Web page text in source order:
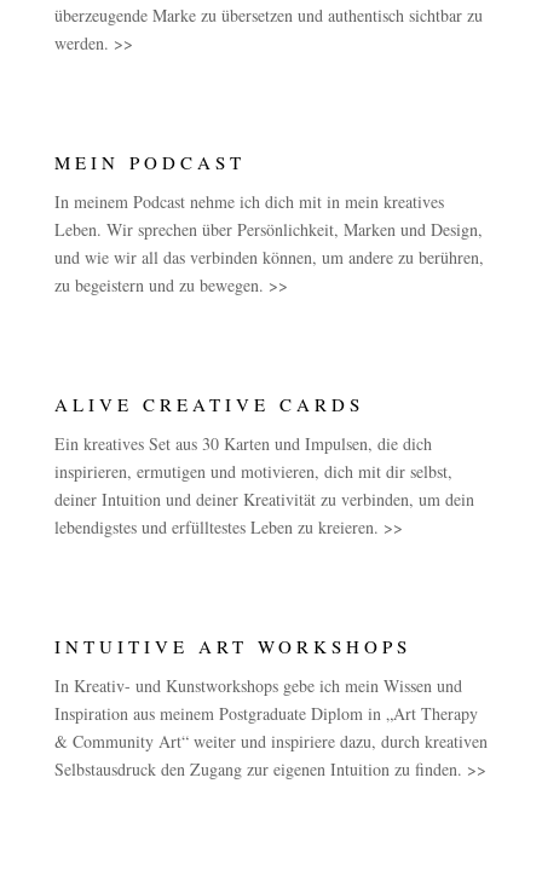
überzeugende Marke zu übersetzen und authentisch sichtbar zu
werden. >>
MEIN PODCAST
In meinem Podcast nehme ich dich mit in mein kreatives
Leben. Wir sprechen über Persönlichkeit, Marken und Design,
und wie wir all das verbinden können, um andere zu berühren,
zu begeistern und zu bewegen. >>
ALIVE CREATIVE CARDS
Ein kreatives Set aus 30 Karten und Impulsen, die dich
inspirieren, ermutigen und motivieren, dich mit dir selbst,
deiner Intuition und deiner Kreativität zu verbinden, um dein
lebendigstes und erfülltestes Leben zu kreieren. >>
INTUITIVE ART WORKSHOPS
In Kreativ- und Kunstworkshops gebe ich mein Wissen und
Inspiration aus meinem Postgraduate Diplom in „Art Therapy
& Community Art“ weiter und inspiriere dazu, durch kreativen
Selbstausdruck den Zugang zur eigenen Intuition zu finden. >>